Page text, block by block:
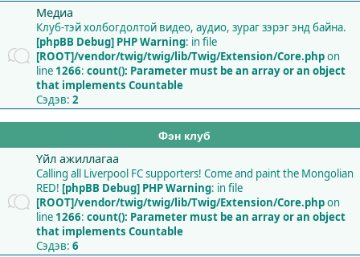
Медиа
Клуб-тэй холбогдолтой видео, аудио, зураг зэрэг энд байна.
[phpBB Debug] PHP Warning: in file
[ROOT]/vendor/twig/twig/lib/Twig/Extension/Core.phpon
line 1266: count(): Parameter must be an array or an object
that implements Countable
Сэдэв: 2
Фэн клуб
Үйл ажиллагаа
Calling all Liverpool FC supporters! Come and paint the Mongolian
RED! [phpBB Debug] PHP Warning: in file
[ROOT]/vendor/twig/twig/lib/Twig/Extension/Core.phpon
line 1266: count(): Parameter must be an array or an object
that implements Countable
Сэдэв: 6